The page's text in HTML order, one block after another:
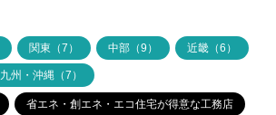
関東（7） 中部（9） 近畿（6）
九州・沖縄（7）
省エネ・創エネ・エコ住宅が得意な工務店